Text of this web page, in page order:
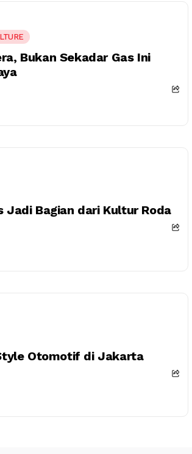
Bukan Sekadar Gas Ini
Jadi Bagian dari Kultur Roda
Otomotif di Jakarta